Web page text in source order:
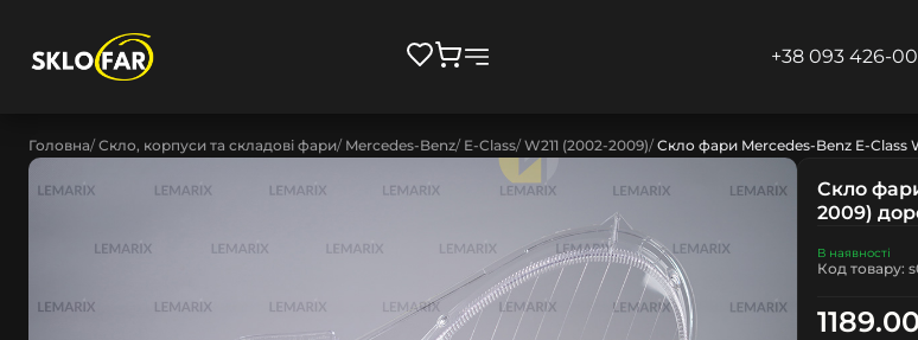
+38 093 426-
Головна Скло, корпуси та складові фари Mercedes-Benz E-Class W211 (2002-2009) Скло фари Mercedes-Benz E-Class
Скло
2009)
В наявності
Код товару: